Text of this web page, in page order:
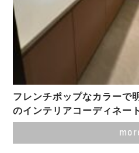
フレンチポップなカラーで
のインテリアコーディネート